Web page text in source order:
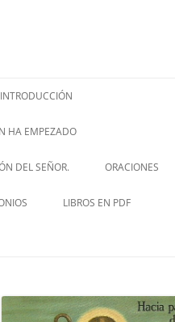
INTRODUCCIÓN
HA EMPEZADO
–DEL SEÑOR. ORACIONES
VIA CRUCIS
LIBROS EN PDF